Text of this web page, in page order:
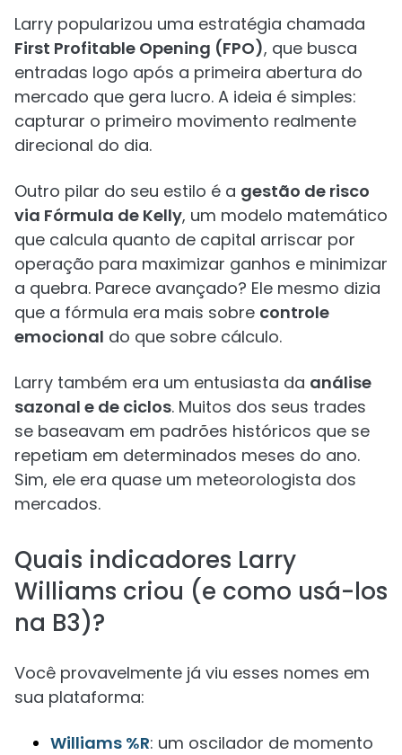
Larry popularizou uma estratégia chamada
First Profitable Opening (FPO), que busca
entradas logo após a primeira abertura do
mercado que gera lucro. A ideia é simples:
capturar o primeiro movimento realmente
direcional do dia.
Outro pilar do seu estilo é a gestão de risco
via Fórmula de Kelly, um modelo matemático
que calcula quanto de capital arriscar por
operação para maximizar ganhos e minimizar
a quebra. Parece avançado? Ele mesmo dizia
que a fórmula era mais sobre controle
emocional do que sobre cálculo.
Larry também era um entusiasta da análise
sazonal e de ciclos. Muitos dos seus trades
se baseavam em padrões históricos que se
repetiam em determinados meses do ano.
Sim, ele era quase um meteorologista dos
mercados.
Quais indicadores Larry
Williams criou (e como usá-los
na B3)?
Você provavelmente já viu esses nomes em
sua plataforma:
Williams %R: um oscilador de momento